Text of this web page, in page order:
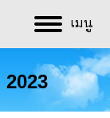
เมนู
2023